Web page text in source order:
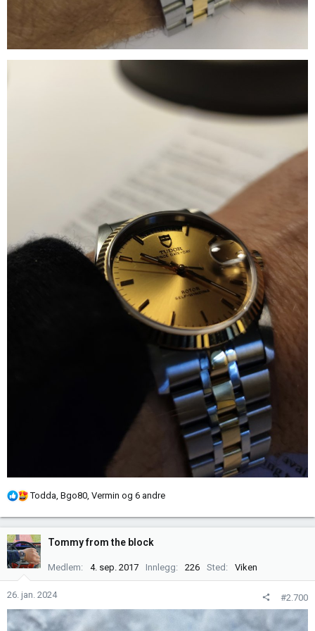
R
k
s
j
o
n
e
r
Todda, Bgo80, Vermin og 6 andre
Tommy from the block
Medlem 4. sep. 2017 Innlegg 226 Sted Viken
26. jan. 2024 #2.700